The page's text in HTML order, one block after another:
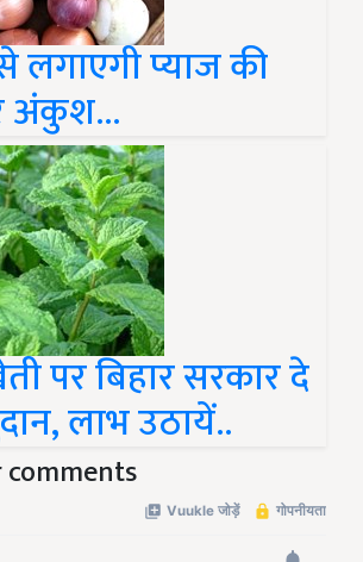
लगाएगी प्याज की
अंकुश...
पर बिहार सरकार दे
लाभ उठायें..